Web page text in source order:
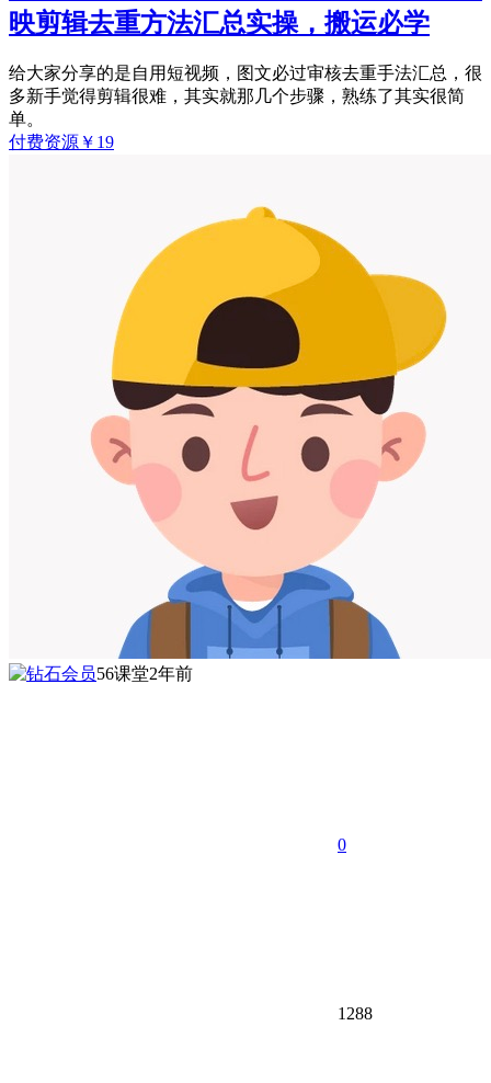
映剪辑去重方法汇总实操，搬运必学
给大家分享的是自用短视频，图文必过审核去重手法汇总，很
多新手觉得剪辑很难，其实就那几个步骤，熟练了其实很简
单。
付费资源 ￥ 19
56课堂2年前
0
1288